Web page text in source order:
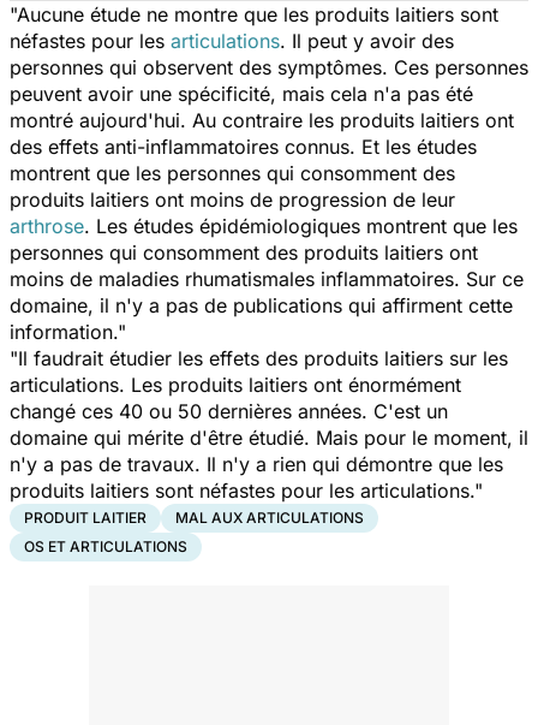
"Aucune étude ne montre que les produits laitiers sont
néfastes pour les articulations. Il peut y avoir des
personnes qui observent des symptômes. Ces personnes
peuvent avoir une spécificité, mais cela n'a pas été
montré aujourd'hui. Au contraire les produits laitiers ont
des effets anti-inflammatoires connus. Et les études
montrent que les personnes qui consomment des
produits laitiers ont moins de progression de leur
arthrose. Les études épidémiologiques montrent que les
personnes qui consomment des produits laitiers ont
moins de maladies rhumatismales inflammatoires. Sur ce
domaine, il n'y a pas de publications qui affirment cette
information."
"Il faudrait étudier les effets des produits laitiers sur les
articulations. Les produits laitiers ont énormément
changé ces 40 ou 50 dernières années. C'est un
domaine qui mérite d'être étudié. Mais pour le moment, il
n'y a pas de travaux. Il n'y a rien qui démontre que les
produits laitiers sont néfastes pour les articulations."
PRODUIT LAITIER
MAL AUX ARTICULATIONS
OS ET ARTICULATIONS